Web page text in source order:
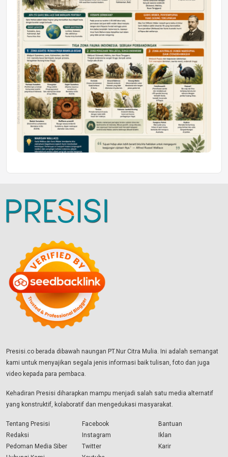
Presisi.co berada dibawah naungan PT.Nur Citra Mulia. Ini adalah semangat
kami untuk menyajikan segala jenis informasi baik tulisan, foto dan juga
video kepada para pembaca.
Kehadiran Presisi diharapkan mampu menjadi salah satu media alternatif
yang konstruktif, kolaboratif dan mengedukasi masyarakat.
Tentang Presisi
Redaksi
Pedoman Media Siber
Facebook
Instagram
Twitter
Bantuan
Iklan
Karir